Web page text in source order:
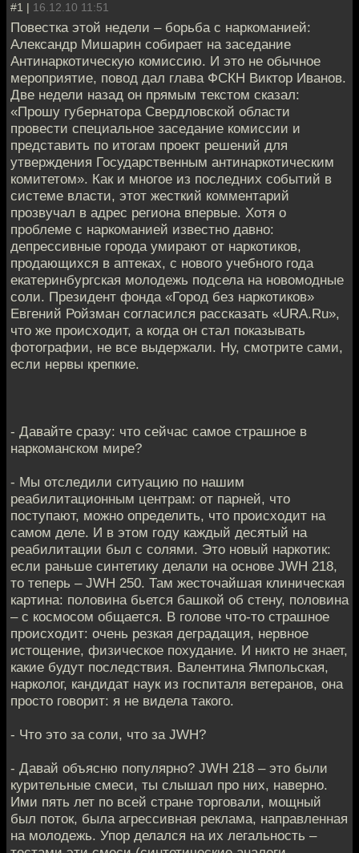
#1 | 16.12.10 11:51
Повестка этой недели – борьба с наркоманией:
Александр Мишарин собирает на заседание
Антинаркотическую комиссию. И это не обычное
мероприятие, повод дал глава ФСКН Виктор Иванов.
Две недели назад он прямым текстом сказал:
«Прошу губернатора Свердловской области
провести специальное заседание комиссии и
представить по итогам проект решений для
утверждения Государственным антинаркотическим
комитетом». Как и многое из последних событий в
системе власти, этот жесткий комментарий
прозвучал в адрес региона впервые. Хотя о
проблеме с наркоманией известно давно:
депрессивные города умирают от наркотиков,
продающихся в аптеках, с нового учебного года
екатеринбургская молодежь подсела на новомодные
соли. Президент фонда «Город без наркотиков»
Евгений Ройзман согласился рассказать «URA.Ru»,
что же происходит, а когда он стал показывать
фотографии, не все выдержали. Ну, смотрите сами,
если нервы крепкие.
- Давайте сразу: что сейчас самое страшное в
наркоманском мире?
- Мы отследили ситуацию по нашим
реабилитационным центрам: от парней, что
поступают, можно определить, что происходит на
самом деле. И в этом году каждый десятый на
реабилитации был с солями. Это новый наркотик:
если раньше синтетику делали на основе JWH 218,
то теперь – JWH 250. Там жесточайшая клиническая
картина: половина бьется башкой об стену, половина
– с космосом общается. В голове что-то страшное
происходит: очень резкая деградация, нервное
истощение, физическое похудание. И никто не знает,
какие будут последствия. Валентина Ямпольская,
нарколог, кандидат наук из госпиталя ветеранов, она
просто говорит: я не видела такого.
- Что это за соли, что за JWH?
- Давай объясню популярно? JWH 218 – это были
курительные смеси, ты слышал про них, наверно.
Ими пять лет по всей стране торговали, мощный
был поток, была агрессивная реклама, направленная
на молодежь. Упор делался на их легальность –